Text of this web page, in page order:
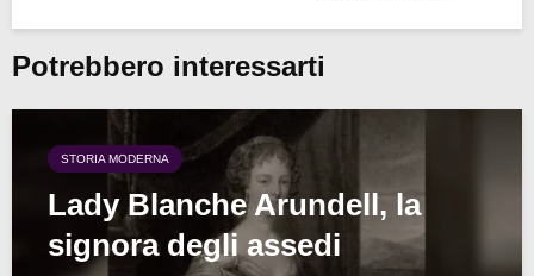
Potrebbero interessarti
STORIA MODERNA
Lady Blanche Arundell, la
signora degli assedi